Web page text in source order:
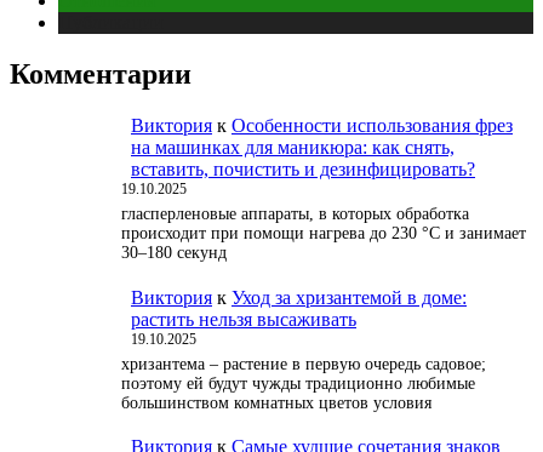
Комментарии
Виктория к Особенности использования фрез
на машинках для маникюра: как снять,
вставить, почистить и дезинфицировать?
19.10.2025
гласперленовые аппараты, в которых обработка
происходит при помощи нагрева до 230 °С и занимает
30–180 секунд
Виктория к Уход за хризантемой в доме:
растить нельзя высаживать
19.10.2025
хризантема – растение в первую очередь садовое;
поэтому ей будут чужды традиционно любимые
большинством комнатных цветов условия
Виктория к Самые худшие сочетания знаков